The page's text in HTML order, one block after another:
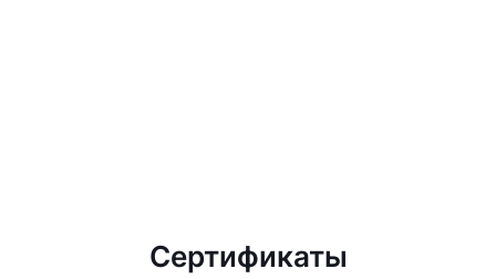
Сертификаты